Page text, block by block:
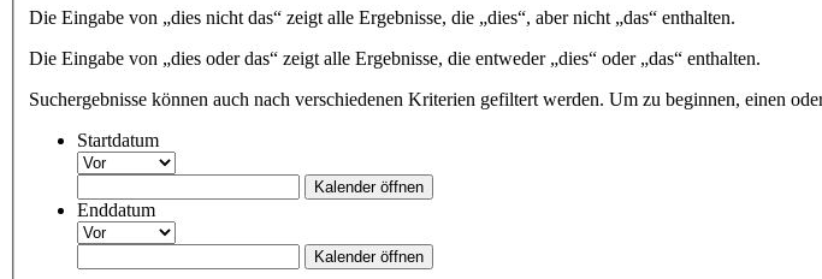
Die Eingabe von „dies nicht das“ zeigt alle Ergebnisse, die „dies“, aber nicht „das“ enthalten.
Die Eingabe von „dies oder das“ zeigt alle Ergebnisse, die entweder „dies“ oder „das“ enthalten.
Suchergebnisse können auch nach verschiedenen Kriterien gefiltert werden. Um zu beginnen, einen
Startdatum
Kalender öffnen
Enddatum
Kalender öffnen